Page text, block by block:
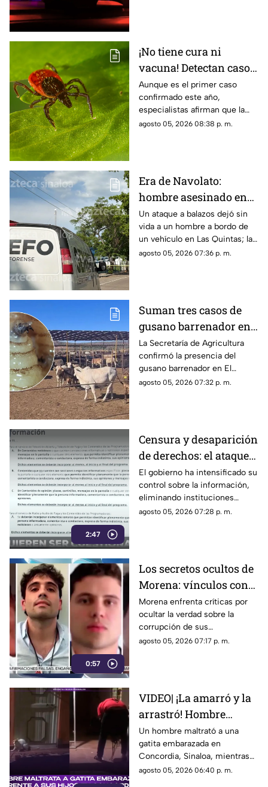
¡No tiene cura ni
vacuna! Detectan caso
del virus Bourbon,
enfermedad
transmitida por
garrapatas
Aunque es el primer caso
confirmado este año,
especialistas afirman que la
enfermedad podría estar más
agosto 05, 2026 08:38 p. m.
Era de Navolato:
hombre asesinado en
Las Quintas, Culiacán,
ya fue identificado
Un ataque a balazos dejó sin
vida a un hombre a bordo de
un vehículo en Las Quintas; la
identidad de la víctima ya fue
agosto 05, 2026 07:36 p. m.
Suman tres casos de
gusano barrenador en
ganado al sur de
Sinaloa
La Secretaría de Agricultura
confirmó la presencia del
gusano barrenador en El
Rosario y Escuinapa
agosto 05, 2026 07:32 p. m.
2:47
Censura y desaparición
de derechos: el ataque
del gobierno a la
información pública
El gobierno ha intensificado su
control sobre la información,
eliminando instituciones
autónomas y silenciando
agosto 05, 2026 07:28 p. m.
0:57
Los secretos ocultos de
Morena: vínculos con
el crimen organizado y
obras faraónicas
Morena enfrenta críticas por
ocultar la verdad sobre la
corrupción de sus
gobernadores y el vínculo con
agosto 05, 2026 07:17 p. m.
VIDEO| ¡La amarró y la
arrastró! Hombre
maltrata a gatita
embarazada en
Concordia frente a sus
hijos
Un hombre maltrató a una
gatita embarazada en
Concordia, Sinaloa, mientras
su familia ríe, se burlan y
agosto 05, 2026 06:40 p. m.